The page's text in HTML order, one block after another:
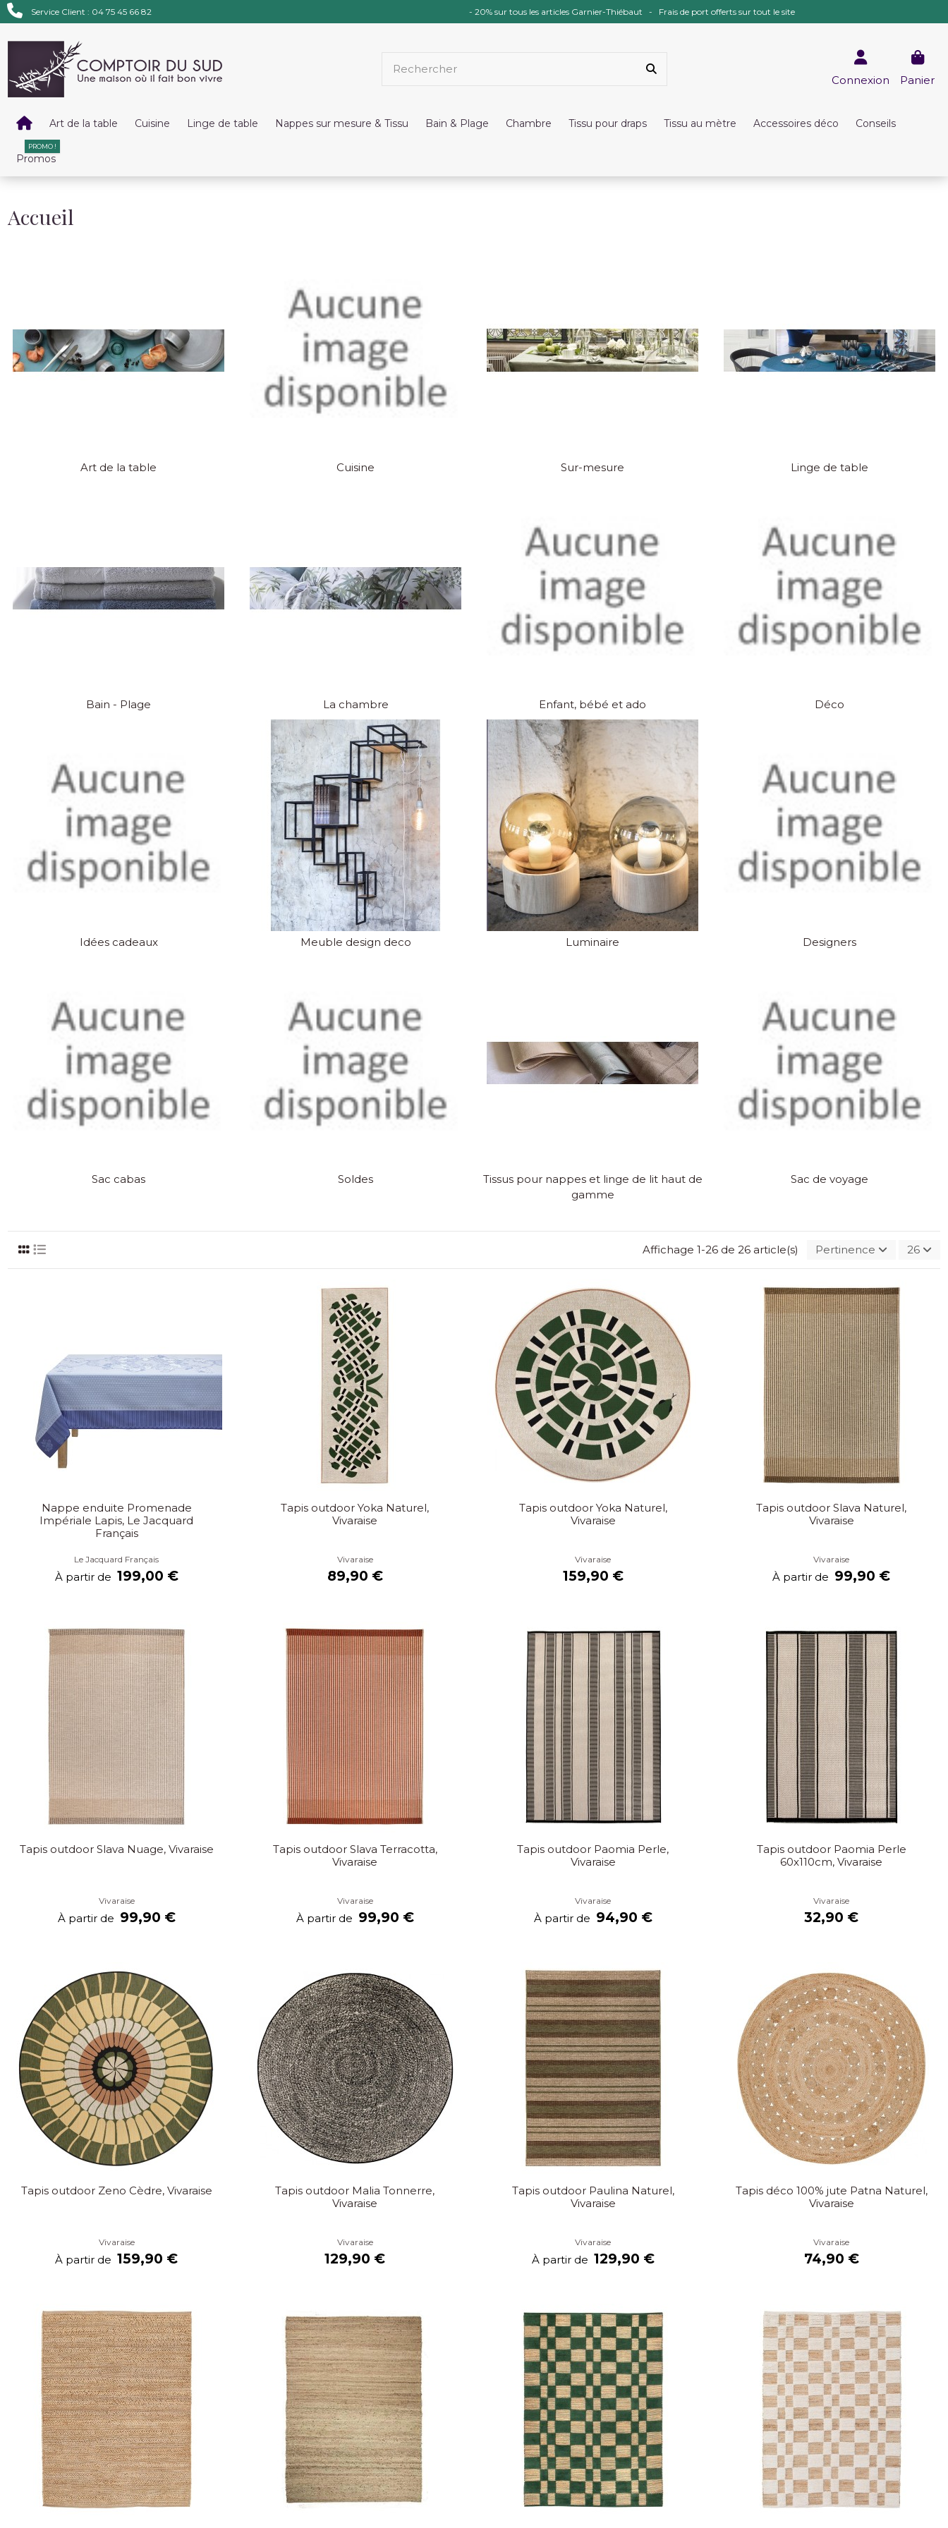
Service Client : 04 75 45 66 82 - 20% sur tous les articles Garnier-Thiébaut - Frais de port offerts sur tout le site
Connexion Panier
Art de la table Cuisine Linge de table Nappes sur mesure & Tissu Bain & Plage Chambre Tissu pour draps Tissu au mètre Accessoires déco Conseils
Promos
PROMO !
Accueil
Art de la table Cuisine Sur-mesure Linge de table
Bain - Plage La chambre Enfant, bébé et ado Déco
Idées cadeaux Meuble design deco Luminaire Designers
Sac cabas Soldes
Tissus pour nappes et linge de lit haut de
gamme
Sac de voyage
Affichage 1-26 de 26 article(s) Pertinence 26
Nappe enduite Promenade
Impériale Lapis, Le Jacquard
Français
Le Jacquard Français
À partir de 199,00 €
Tapis outdoor Yoka Naturel,
Vivaraise
Vivaraise
89,90 €
Tapis outdoor Yoka Naturel,
Vivaraise
Vivaraise
159,90 €
Tapis outdoor Slava Naturel,
Vivaraise
Vivaraise
À partir de 99,90 €
Tapis outdoor Slava Nuage, Vivaraise
Vivaraise
À partir de 99,90 €
Tapis outdoor Slava Terracotta,
Vivaraise
Vivaraise
À partir de 99,90 €
Tapis outdoor Paomia Perle,
Vivaraise
Vivaraise
À partir de 94,90 €
Tapis outdoor Paomia Perle
60x110cm, Vivaraise
Vivaraise
32,90 €
Tapis outdoor Zeno Cèdre, Vivaraise
Vivaraise
À partir de 159,90 €
Tapis outdoor Malia Tonnerre,
Vivaraise
Vivaraise
129,90 €
Tapis outdoor Paulina Naturel,
Vivaraise
Vivaraise
À partir de 129,90 €
Tapis déco 100% jute Patna Naturel,
Vivaraise
Vivaraise
74,90 €